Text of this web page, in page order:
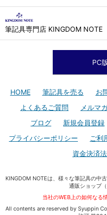
筆記具専門店 KINGDOM NOTE
PC
HOME 筆記具を売る お
よくあるご質問
メルマ
ブログ
新規会員登録
プライバシーポリシー
ご利
資金決済
KINGDOM NOTEは、様々な筆記具の中
通販ショップ
当社のWEB上の如何なる
All contents are reserved by Syuppin